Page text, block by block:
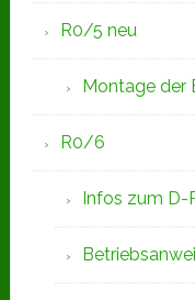
R0/5 neu
Montage der
R0/6
Infos zum